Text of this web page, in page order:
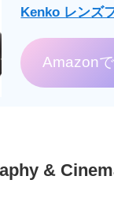
Kenko レンズ
Amazon
&